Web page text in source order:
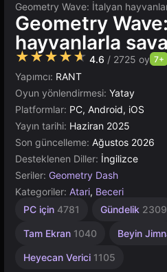
Geometry Wave: İtalyan
Geometry
hayvanlarla
★★★★★ 4.6 / 2725 oy 7+
Yapımcı: RANT
Oyun yönlendirmesi: Yatay
Platformlar: PC, Android, iOS
Yayın tarihi: Haziran 2025
Son güncelleme: Ağustos 2026
Desteklenen Diller: İngilizce
Seriler: Geometry Dash
Kategoriler: Atari, Beceri
PC için 4781 Gündelik 2309
Tam Ekran 1040 Beyin
Heyecan Verici 1105
Kaçının
Hafıza
Karakterler
Zorlu
Akıl
Çeviklik
Yüksek
3569
Rus
Tarayıcı
Unity
3174